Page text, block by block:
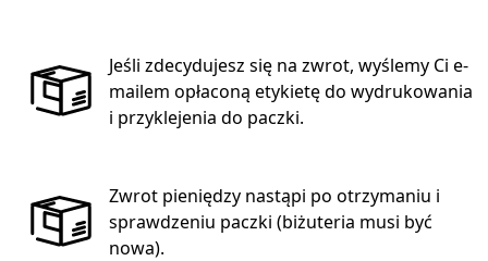
Jeśli zdecydujesz się na zwrot, wyślemy Ci e-
mailem opłaconą etykietę do wydrukowania
i przyklejenia do paczki.
Zwrot pieniędzy nastąpi po otrzymaniu i
sprawdzeniu paczki (biżuteria musi być
nowa).